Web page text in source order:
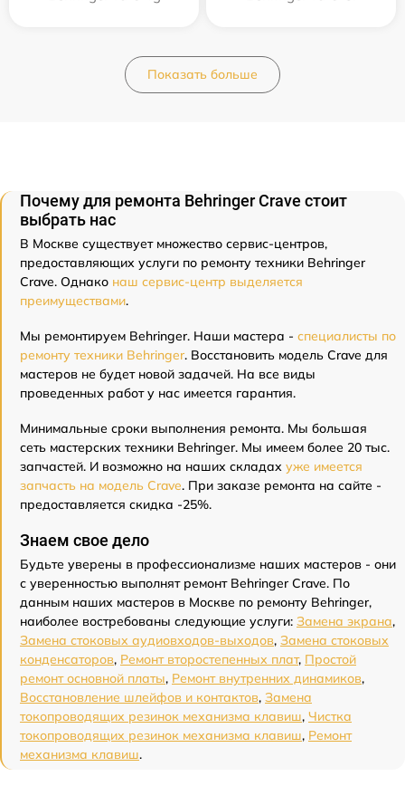
Показать больше
Почему для ремонта Behringer Crave стоит
выбрать нас
В Москве существует множество сервис-центров,
предоставляющих услуги по ремонту техники Behringer
Crave. Однако наш сервис-центр выделяется
преимуществами.
Мы ремонтируем Behringer. Наши мастера - специалисты по
ремонту техники Behringer. Восстановить модель Crave для
мастеров не будет новой задачей. На все виды
проведенных работ у нас имеется гарантия.
Минимальные сроки выполнения ремонта. Мы большая
сеть мастерских техники Behringer. Мы имеем более 20 тыс.
запчастей. И возможно на наших складах уже имеется
запчасть на модель Crave. При заказе ремонта на сайте -
предоставляется скидка -25%.
Знаем свое дело
Будьте уверены в профессионализме наших мастеров - они
с уверенностью выполнят ремонт Behringer Crave. По
данным наших мастеров в Москве по ремонту Behringer,
наиболее востребованы следующие услуги: Замена экрана,
Замена стоковых аудиовходов-выходов, Замена стоковых
конденсаторов, Ремонт второстепенных плат, Простой
ремонт основной платы, Ремонт внутренних динамиков,
Восстановление шлейфов и контактов, Замена
токопроводящих резинок механизма клавиш, Чистка
токопроводящих резинок механизма клавиш, Ремонт
механизма клавиш.